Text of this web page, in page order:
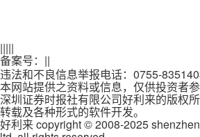
|||||
备案号： ||
违法和不良信息举报电话：0755-
本网站提供之资料或信息，仅供投资者
深圳证券时报社有限公司好利来的版权
转载及各种形式的软件开发。
好利来 copyright © 2008-2025